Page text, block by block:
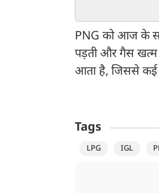
PNG को आज के
पड़ती और गैस खत्म
आता है, जिससे कई
Tags
LPG IGL